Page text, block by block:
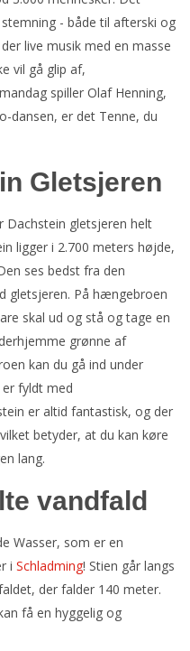
- både til afterski og
live musik med en masse
vil gå glip af,
spiller Olaf Henning,
dansen, er det Tenne, du
Gletsjeren
Dachstein gletsjeren helt
ligger i 2.700 meters højde,
ses bedst fra den
gletsjeren. På hængebroen
skal ud og stå og tage en
grønne af
kan du gå ind under
fyldt med
er altid fantastisk, og der
betyder, at du kan køre
lang.
vandfald
Wasser, som er en
i Schladming! Stien går langs
der falder 140 meter.
få en hyggelig og